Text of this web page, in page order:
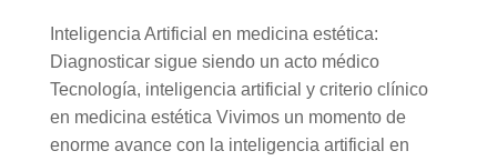
Inteligencia Artificial en medicina estética:
Diagnosticar sigue siendo un acto médico
Tecnología, inteligencia artificial y criterio clínico
en medicina estética Vivimos un momento de
enorme avance con la inteligencia artificial en